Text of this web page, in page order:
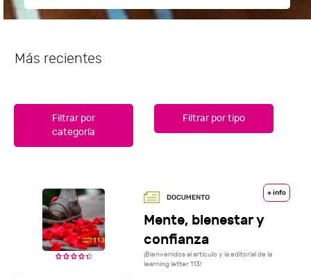
Más recientes
Filtrar por
categoría
Filtrar por tipo
+ info
Mente, bienestar y
confianza
¡Bienvenidos al artículo y la editorial de la
learning letter 113!